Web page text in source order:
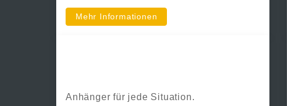
Mehr Informationen
Anhänger für jede Situation.